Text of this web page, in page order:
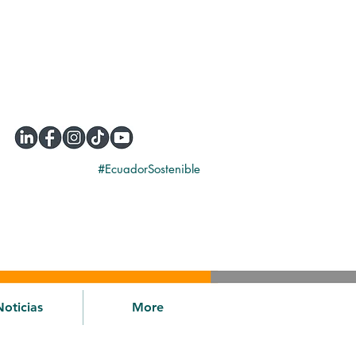
#EcuadorSostenible
More